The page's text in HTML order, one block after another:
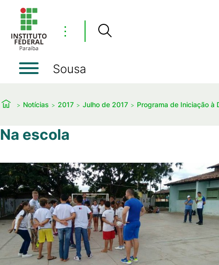
⋮
Sousa
Notícias 2017 Julho de 2017 Programa de Iniciação à
Na escola